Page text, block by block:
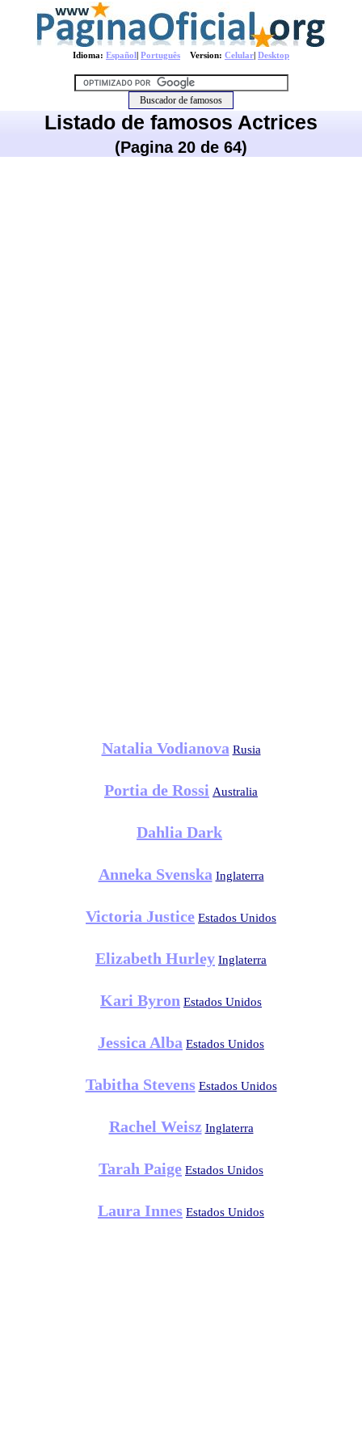
Idioma: Español| Português Version: Celular| Desktop
Listado de famosos Actrices
(Pagina 20 de 64)
Natalia Vodianova Rusia
Portia de Rossi Australia
Dahlia Dark
Anneka Svenska Inglaterra
Victoria Justice Estados Unidos
Elizabeth Hurley Inglaterra
Kari Byron Estados Unidos
Jessica Alba Estados Unidos
Tabitha Stevens Estados Unidos
Rachel Weisz Inglaterra
Tarah Paige Estados Unidos
Laura Innes Estados Unidos